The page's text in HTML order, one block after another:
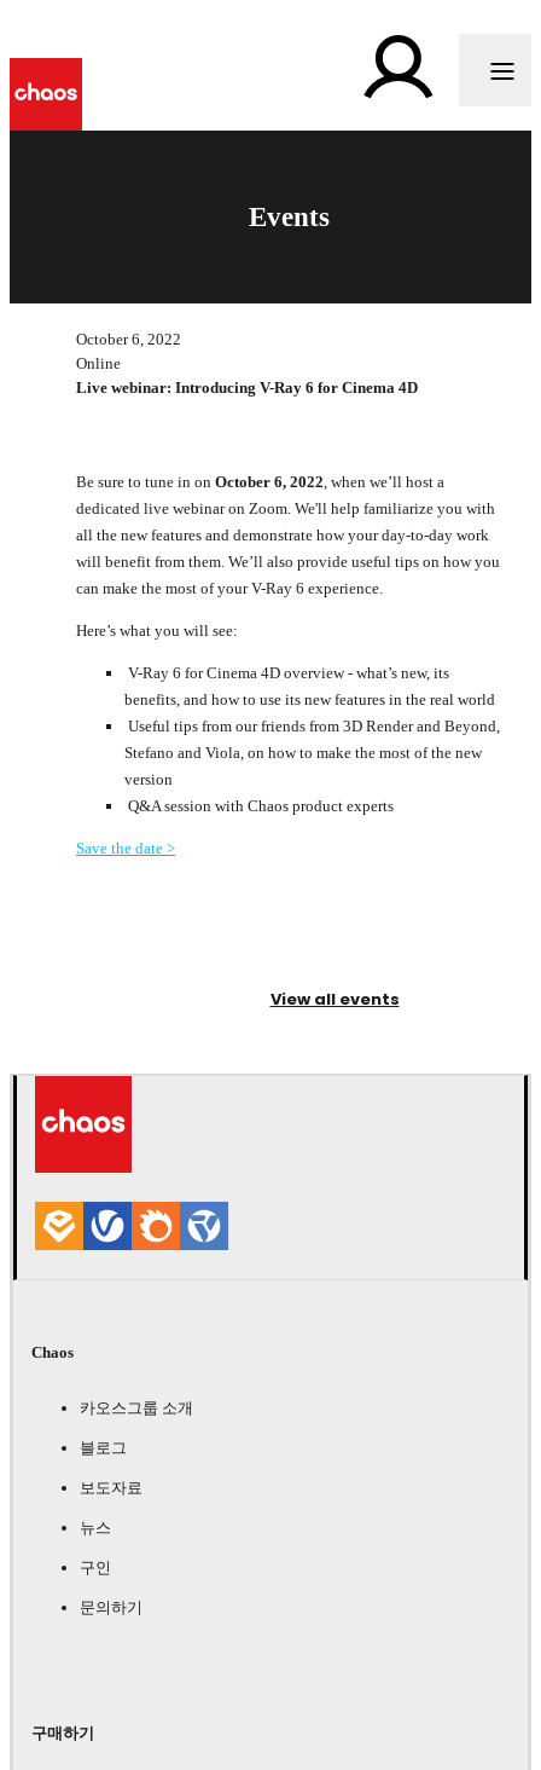
Events
October 6, 2022
Online
Live webinar: Introducing V-Ray 6 for Cinema 4D
Be sure to tune in on October 6, 2022 , when we’ll host a
dedicated live webinar on Zoom. We'll help familiarize you with
all the new features and demonstrate how your day-to-day work
will benefit from them. We’ll also provide useful tips on how you
can make the most of your V-Ray 6 experience.
Here’s what you will see:
V-Ray 6 for Cinema 4D overview - what’s new, its
benefits, and how to use its new features in the real world
Useful tips from our friends from 3D Render and Beyond,
Stefano and Viola, on how to make the most of the new
version
Q&A session with Chaos product experts
Save the date >
View all events
Chaos
카오스그룹 소개
블로그
보도자료
뉴스
구인
문의하기
구매하기